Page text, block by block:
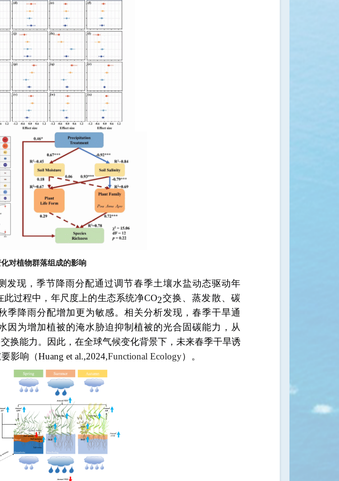
对植物群落组成的影响
发现，季节降雨分配通过调节春季土壤水盐动态驱动年
此过程中，年尺度上的生态系统净CO2交换、蒸发散、碳
降雨分配增加更为敏感。相关分析发现，春季干旱通
为增加植被的淹水胁迫抑制植被的光合固碳能力，从
交换能力。因此，在全球气候变化背景下，未来春季干旱诱
影响（Huang et al.,2024,Functional Ecology） 。